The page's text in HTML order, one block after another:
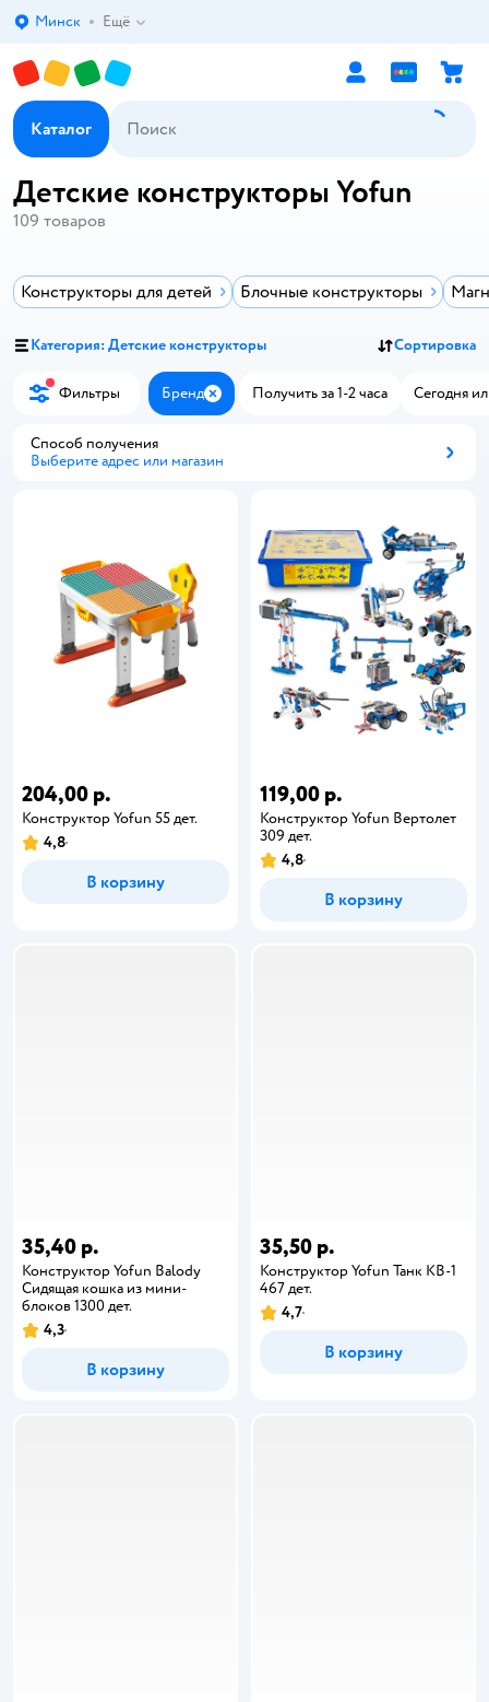
Выбор адреса доставки.
Минск Ещё
Каталог
Детские конструкторы Yofun
109 товаров
Конструкторы для детей Блочные конструкторы
Категория: Детские конструкторы Сортировка
Фильтры Бренд ЗакрытьПолучить за 1-2 часа Сегодня
Способ получения
Выберите адрес или магазин
204,00 р.
Конструктор Yofun 55 дет.
4,8
В корзину
119,00 р.
Конструктор Yofun Вертолет
309 дет.
4,8
В корзину
35,40 р.
Конструктор Yofun Balody
Сидящая кошка из мини-
блоков 1300 дет.
4,3
В корзину
35,50 р.
Конструктор Yofun Танк КВ-1
467 дет.
4,7
В корзину